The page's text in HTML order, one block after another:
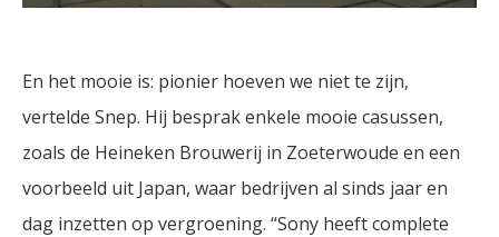
En het mooie is: pionier hoeven we niet te zijn,
vertelde Snep. Hij besprak enkele mooie casussen,
zoals de Heineken Brouwerij in Zoeterwoude en een
voorbeeld uit Japan, waar bedrijven al sinds jaar en
dag inzetten op vergroening. “Sony heeft complete